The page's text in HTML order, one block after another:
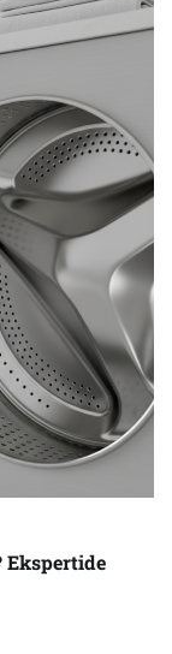
Ekspertide